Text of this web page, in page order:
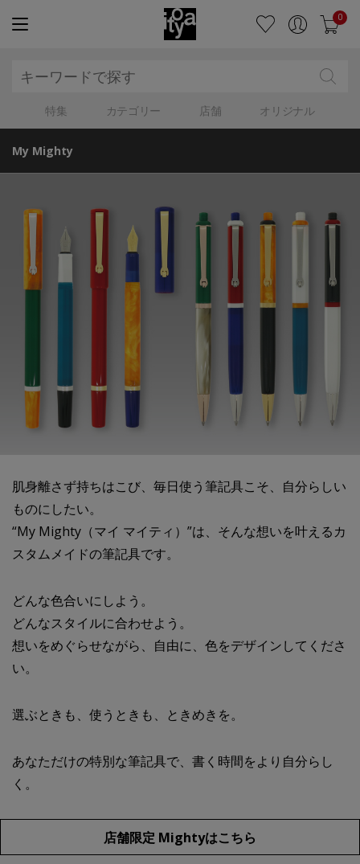
0
特集 カテゴリー 店舗 オリジナル
My Mighty
肌身離さず持ちはこび、毎日使う筆記具こそ、自分らしい
ものにしたい。
“My Mighty（マイ マイティ）”は、そんな想いを叶えるカ
スタムメイドの筆記具です。
どんな色合いにしよう。
どんなスタイルに合わせよう。
想いをめぐらせながら、自由に、色をデザインしてくださ
い。
選ぶときも、使うときも、ときめきを。
あなただけの特別な筆記具で、書く時間をより自分らし
く。
店舗限定 Mightyはこちら